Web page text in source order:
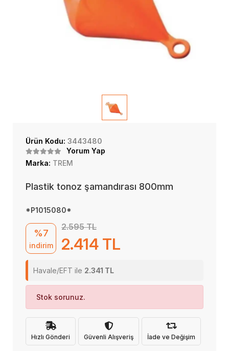
Ürün Kodu: 3443480
Yorum Yap
Marka: TREM
Plastik tonoz şamandırası 800mm
*P1015080*
%7
indirim
2.595 TL
2.414 TL
Havale/EFT ile 2.341 TL
Stok sorunuz.
Hızlı Gönderi Güvenli Alışveriş İade ve Değişim